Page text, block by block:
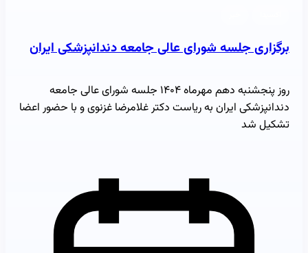
برگزاری جلسه شورای عالی جامعه دندانپزشکی ایران
روز پنجشنبه دهم مهرماه ۱۴۰۴ جلسه شورای عالی جامعه
دندانپزشکی ایران به ریاست دکتر غلامرضا غزنوی و با حضور اعضا
تشکیل شد